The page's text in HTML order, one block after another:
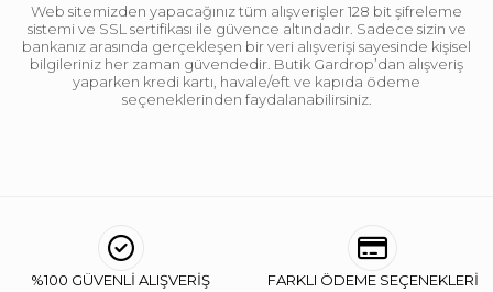
Web sitemizden yapacağınız tüm alışverişler 128 bit şifreleme
sistemi ve SSL sertifikası ile güvence altındadır. Sadece sizin ve
bankanız arasında gerçekleşen bir veri alışverişi sayesinde kişisel
bilgileriniz her zaman güvendedir. Butik Gardrop’dan alışveriş
yaparken kredi kartı, havale/eft ve kapıda ödeme
seçeneklerinden faydalanabilirsiniz.
%100 GÜVENLİ ALIŞVERİŞ FARKLI ÖDEME SEÇENEKLERİ